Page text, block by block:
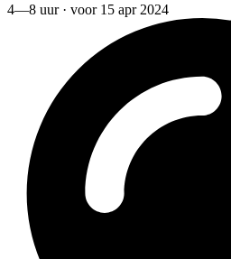
4—8 uur · voor 15 apr 2024